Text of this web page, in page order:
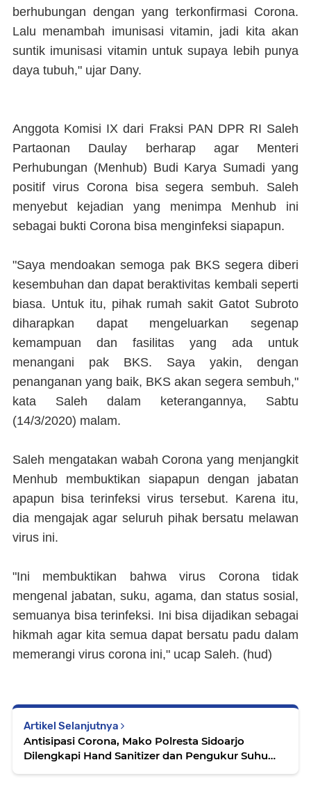
berhubungan dengan yang terkonfirmasi Corona.
Lalu menambah imunisasi vitamin, jadi kita akan
suntik imunisasi vitamin untuk supaya lebih punya
daya tubuh," ujar Dany.
Anggota Komisi IX dari Fraksi PAN DPR RI Saleh
Partaonan Daulay berharap agar Menteri
Perhubungan (Menhub) Budi Karya Sumadi yang
positif virus Corona bisa segera sembuh. Saleh
menyebut kejadian yang menimpa Menhub ini
sebagai bukti Corona bisa menginfeksi siapapun.
"Saya mendoakan semoga pak BKS segera diberi
kesembuhan dan dapat beraktivitas kembali seperti
biasa. Untuk itu, pihak rumah sakit Gatot Subroto
diharapkan dapat mengeluarkan segenap
kemampuan dan fasilitas yang ada untuk
menangani pak BKS. Saya yakin, dengan
penanganan yang baik, BKS akan segera sembuh,"
kata Saleh dalam keterangannya, Sabtu
(14/3/2020) malam.
Saleh mengatakan wabah Corona yang menjangkit
Menhub membuktikan siapapun dengan jabatan
apapun bisa terinfeksi virus tersebut. Karena itu,
dia mengajak agar seluruh pihak bersatu melawan
virus ini.
"Ini membuktikan bahwa virus Corona tidak
mengenal jabatan, suku, agama, dan status sosial,
semuanya bisa terinfeksi. Ini bisa dijadikan sebagai
hikmah agar kita semua dapat bersatu padu dalam
memerangi virus corona ini," ucap Saleh. (hud)
Artikel Selanjutnya
Antisipasi Corona, Mako Polresta Sidoarjo
Dilengkapi Hand Sanitizer dan Pengukur Suhu